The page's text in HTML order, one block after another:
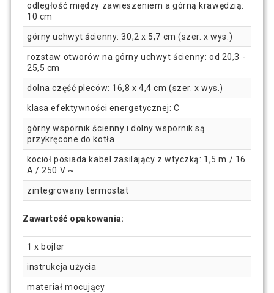
odległość między zawieszeniem a górną krawędzią:
10 cm
górny uchwyt ścienny: 30,2 x 5,7 cm (szer. x wys.)
rozstaw otworów na górny uchwyt ścienny: od 20,3 -
25,5 cm
dolna część pleców: 16,8 x 4,4 cm (szer. x wys.)
klasa efektywności energetycznej: C
górny wspornik ścienny i dolny wspornik są
przykręcone do kotła
kocioł posiada kabel zasilający z wtyczką: 1,5 m / 16
A / 250 V ~
zintegrowany termostat
Zawartość opakowania:
1 x bojler
instrukcja użycia
materiał mocujący